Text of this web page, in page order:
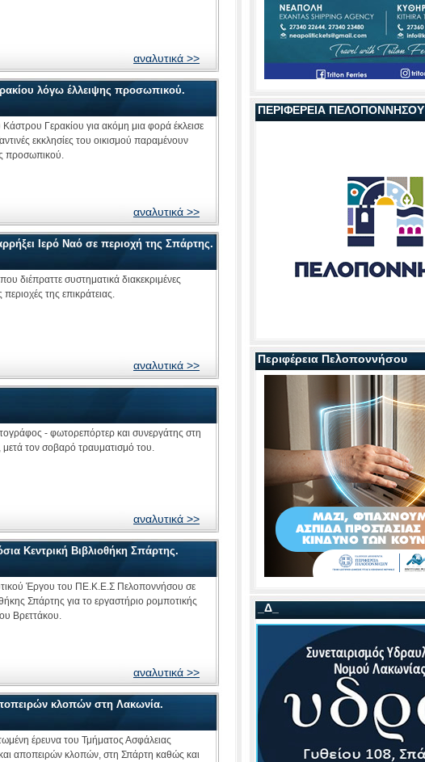
ΠΕΡΙΦΕΡΕΙΑ ΠΕΛΟΠΟΝΝΗΣΟΥ
Περιφέρεια Πελοποννήσου
_Δ_
αναλυτικά >>
λόγω έλλειψης προσωπικού.
Γερακίου για ακόμη μια φορά έκλεισε
εκκλησίες του οικισμού παραμένουν
προσωπικού.
αναλυτικά >>
Ιερό Ναό σε περιοχή της Σπάρτης.
διέπραττε συστηματικά διακεκριμένες
της επικράτειας.
αναλυτικά >>
- φωτορεπόρτερ και συνεργάτης στη
τον σοβαρό τραυματισμό του.
αναλυτικά >>
Κεντρική Βιβλιοθήκη Σπάρτης.
Έργου του ΠΕ.Κ.Ε.Σ Πελοποννήσου σε
Σπάρτης για τo εργαστήριο ρομποτικής
Βρεττάκου.
αναλυτικά >>
κλοπών στη Λακωνία.
έρευνα του Τμήματος Ασφάλειας
αποπειρών κλοπών, στη Σπάρτη καθώς και